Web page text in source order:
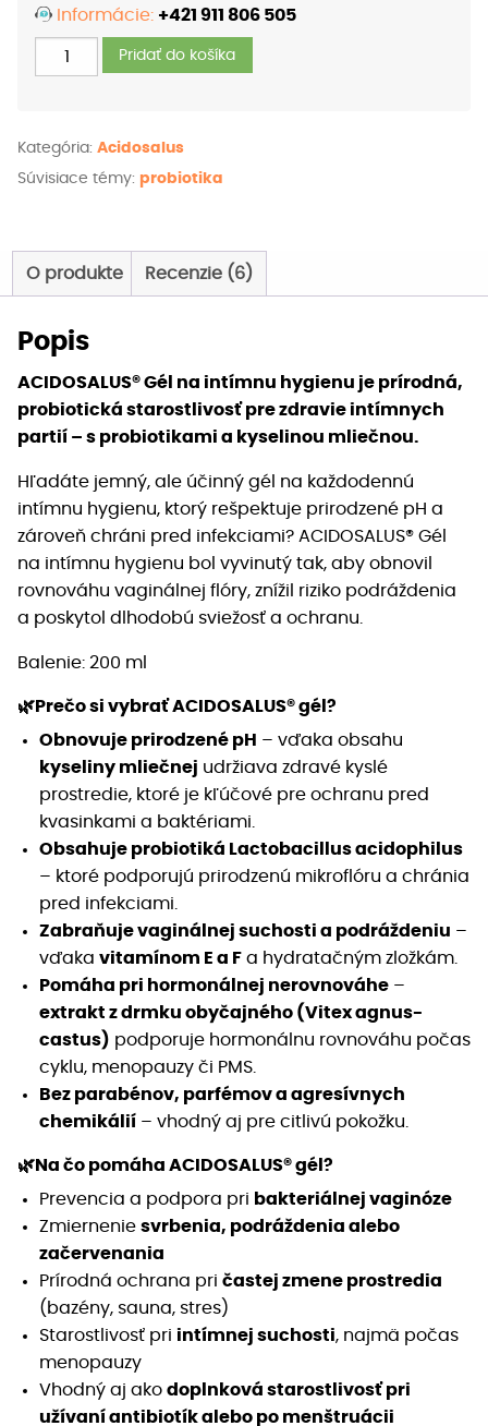
Informácie: +421 911 806 505
množstvo
ACIDOSALUS®
intímnu
hygienu
Pridať do košíka
Kategória: Acidosalus
Súvisiace témy: probiotika
O produkte Recenzie (6)
Popis
ACIDOSALUS® Gél na intímnu hygienu je prírodná,
probiotická starostlivosť pre zdravie intímnych
partií – s probiotikami a kyselinou mliečnou.
Hľadáte jemný, ale účinný gél na každodennú
intímnu hygienu, ktorý rešpektuje prirodzené pH a
zároveň chráni pred infekciami? ACIDOSALUS® Gél
na intímnu hygienu bol vyvinutý tak, aby obnovil
rovnováhu vaginálnej flóry, znížil riziko podráždenia
a poskytol dlhodobú sviežosť a ochranu.
Balenie: 200 ml
🌿Prečo si vybrať ACIDOSALUS® gél?
Obnovuje prirodzené pH – vďaka obsahu
kyseliny mliečnej udržiava zdravé kyslé
prostredie, ktoré je kľúčové pre ochranu pred
kvasinkami a baktériami.
Obsahuje probiotiká Lactobacillus acidophilus
– ktoré podporujú prirodzenú mikroflóru a chránia
pred infekciami.
Zabraňuje vaginálnej suchosti a podráždeniu –
vďaka vitamínom E a F a hydratačným zložkám.
Pomáha pri hormonálnej nerovnováhe –
extrakt z drmku obyčajného (Vitex agnus-
castus) podporuje hormonálnu rovnováhu počas
cyklu, menopauzy či PMS.
Bez parabénov, parfémov a agresívnych
chemikálií – vhodný aj pre citlivú pokožku.
🌿Na čo pomáha ACIDOSALUS® gél?
Prevencia a podpora pri bakteriálnej vaginóze
Zmiernenie svrbenia, podráždenia alebo
začervenania
Prírodná ochrana pri častej zmene prostredia
(bazény, sauna, stres)
Starostlivosť pri intímnej suchosti, najmä počas
menopauzy
Vhodný aj ako doplnková starostlivosť pri
užívaní antibiotík alebo po menštruácii